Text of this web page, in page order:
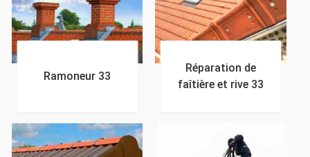
Ramoneur 33
Réparation de
faîtière et rive 33